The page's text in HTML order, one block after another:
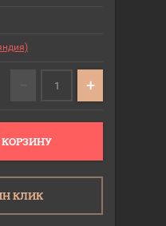
+
КЛИК